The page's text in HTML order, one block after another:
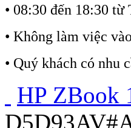
• 08:30 đến 18:30 từ
• Không làm việc
• Quý khách có nhu
HP ZBook